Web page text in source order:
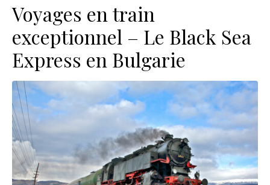
Voyages en train
exceptionnel – Le Black Sea
Express en Bulgarie